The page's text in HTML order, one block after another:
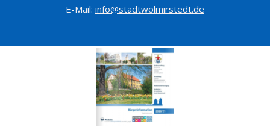
E-Mail: info@stadtwolmirstedt.de